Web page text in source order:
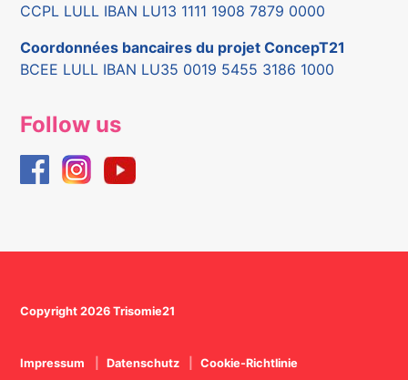
CCPL LULL IBAN LU13 1111 1908 7879 0000
Coordonnées bancaires du projet ConcepT21
BCEE LULL IBAN LU35 0019 5455 3186 1000
Follow us
Copyright 2026 Trisomie21
Impressum Datenschutz Cookie-Richtlinie